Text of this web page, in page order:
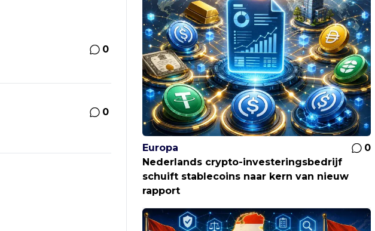
0
0
Europa
0
Nederlands crypto-investeringsbedrijf
schuift stablecoins naar kern van nieuw
rapport